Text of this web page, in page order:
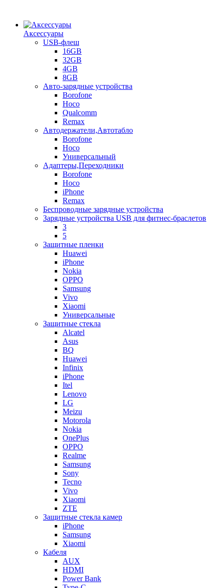
Аксессуары
USB-флеш
16GB
32GB
4GB
8GB
Авто-зарядные устройства
Borofone
Hoco
Qualcomm
Remax
Автодержатели,Автотабло
Borofone
Hoco
Универсальный
Адаптеры,Переходники
Borofone
Hoco
iPhone
Remax
Беспроводные зарядные устройства
Зарядные устройства USB для фитнес-браслетов
3
5
Защитные пленки
Huawei
iPhone
Nokia
OPPO
Samsung
Vivo
Xiaomi
Универсальные
Защитные стекла
Alcatel
Asus
BQ
Huawei
Infinix
iPhone
Itel
Lenovo
LG
Meizu
Motorola
Nokia
OnePlus
OPPO
Realme
Samsung
Sony
Tecno
Vivo
Xiaomi
ZTE
Защитные стекла камер
iPhone
Samsung
Xiaomi
Кабеля
AUX
HDMI
Power Bank